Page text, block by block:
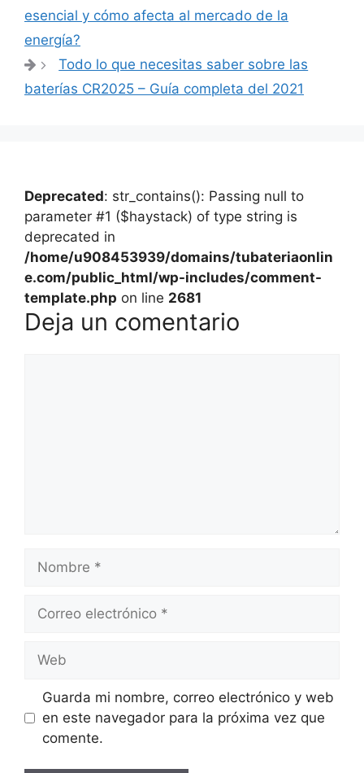
esencial y cómo afecta al mercado de la
energía?
Todo lo que necesitas saber sobre las
baterías CR2025 – Guía completa del 2021
Deprecated: str_contains(): Passing null to
parameter #1 ($haystack) of type string is
deprecated in
/home/u908453939/domains/tubateriaonlin
e.com/public_html/wp-includes/comment-
template.php on line 2681
Deja un comentario
electrónico
Guarda mi nombre, correo electrónico y web
en este navegador para la próxima vez que
comente.